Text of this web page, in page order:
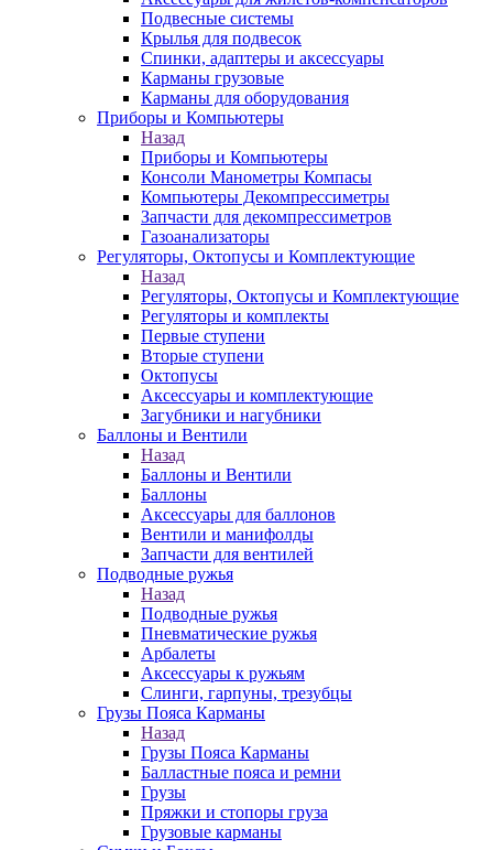
Подвесные системы
Крылья для подвесок
Спинки, адаптеры и аксессуары
Карманы грузовые
Карманы для оборудования
Приборы и Компьютеры
Назад
Приборы и Компьютеры
Консоли Манометры Компасы
Компьютеры Декомпрессиметры
Запчасти для декомпрессиметров
Газоанализаторы
Регуляторы, Октопусы и Комплектующие
Назад
Регуляторы, Октопусы и Комплектующие
Регуляторы и комплекты
Первые ступени
Вторые ступени
Октопусы
Аксессуары и комплектующие
Загубники и нагубники
Баллоны и Вентили
Назад
Баллоны и Вентили
Баллоны
Аксессуары для баллонов
Вентили и манифолды
Запчасти для вентилей
Подводные ружья
Назад
Подводные ружья
Пневматические ружья
Арбалеты
Аксессуары к ружьям
Слинги, гарпуны, трезубцы
Грузы Пояса Карманы
Назад
Грузы Пояса Карманы
Балластные пояса и ремни
Грузы
Пряжки и стопоры груза
Грузовые карманы